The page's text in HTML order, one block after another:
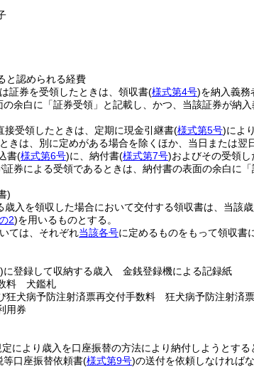
と認められる経費
証券を受領したときは、領収書(様式第4号)を納入義務
余白に「証券受領」と記載し、かつ、当該証券が納
接受領したときは、定期に現金引継書(様式第5号)によ
きは、別に定めがある場合を除くほか、当日または翌
書(様式第6号)に、納付書(様式第7号)およびその受領
券による受領であるときは、納付書の表面の余白に
)
入を領収した場合において交付する領収書は、当該
2)を用いるものとする。
ては、それぞれ当該各号に定めるものをもって領収書
に登録して収納する歳入 金銭登録機による記録紙
料 犬鑑札
狂犬病予防注射済票再交付手数料 狂犬病予防注射済票
用券
により歳入を口座振替の方法により納付しようとす
等口座振替依頼書(様式第9号)の送付を依頼しなければな